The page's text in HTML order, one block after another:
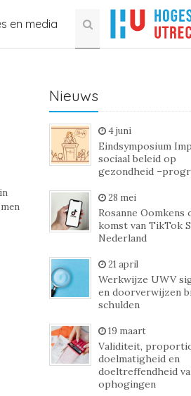
en media
Nieuws
4 juni
Eindsymposium
sociaal beleid op
gezondheid
28 mei
Rosanne Oomkens
komst van TikTok
Nederland
21 april
Werkwijze UWV
en doorverwijzen
schulden
19 maart
Validiteit,
doelmatigheid en
doeltreffendheid
ophogingen